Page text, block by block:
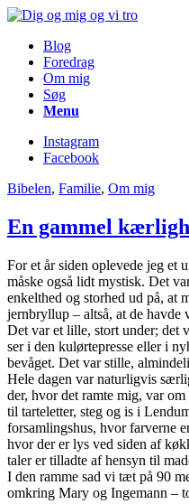
Blog
Foredrag
Om mig
Søg
Menu
Instagram
Facebook
Bibelen, Familie, Om mig
En gammel
For et år siden oplevede jeg et
måske også lidt mystisk. Det
enkelthed og storhed ud på, at
jernbryllup – altså, at de havde
Det var et lille, stort under; det
ser i den kulørtepresse eller i
bevåget. Det var stille,
Hele dagen var naturligvis
der, hvor det ramte mig, var
til tarteletter, steg og is i
forsamlingshus, hvor farverne
hvor der er lys ved siden af
taler er tilladte af hensyn til
I den ramme sad vi tæt på 90
omkring Mary og Ingemann –